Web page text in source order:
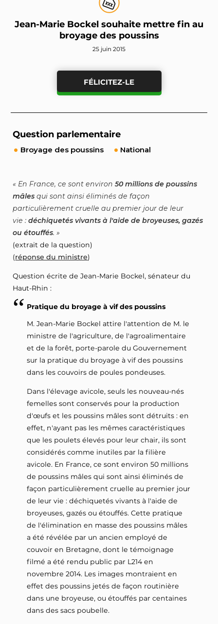
Jean-Marie Bockel souhaite mettre fin au
broyage des poussins
25 juin 2015
FÉLICITEZ-LE
Question parlementaire
Broyage des poussins National
En France, ce sont environ50 millions de poussins
mâles qui sont ainsi éliminés de façon
particulièrement cruelle au premier jour de leur
vie :déchiquetés vivants à l'aide de broyeuses, gazés
ou étouffés.
(extrait de la question)
(réponse du ministre)
Question écrite de Jean-Marie Bockel, sénateur du
Haut-Rhin :
Pratique du broyage à vif des poussins
M. Jean-Marie Bockel attire l'attention de M. le
ministre de l'agriculture, de l'agroalimentaire
et de la forêt, porte-parole du Gouvernement
sur la pratique du broyage à vif des poussins
dans les couvoirs de poules pondeuses.
Dans l'élevage avicole, seuls les nouveau-nés
femelles sont conservés pour la production
d'œufs et les poussins mâles sont détruits : en
effet, n'ayant pas les mêmes caractéristiques
que les poulets élevés pour leur chair, ils sont
considérés comme inutiles par la filière
avicole. En France, ce sont environ 50 millions
de poussins mâles qui sont ainsi éliminés de
façon particulièrement cruelle au premier jour
de leur vie : déchiquetés vivants à l'aide de
broyeuses, gazés ou étouffés. Cette pratique
de l'élimination en masse des poussins mâles
a été révélée par un ancien employé de
couvoir en Bretagne, dont le témoignage
filmé a été rendu public par L214 en
novembre 2014. Les images montraient en
effet des poussins jetés de façon routinière
dans une broyeuse, ou étouffés par centaines
dans des sacs poubelle.